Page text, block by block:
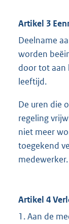
Artikel 3
Deelname
worden
door tot aan
leeftijd.
De uren die
regeling
niet meer
toegekend
medewerker.
Artikel 4
1. Aan de